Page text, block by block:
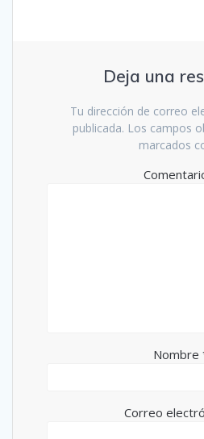
Deja una
Tu dirección de correo
publicada. Los campos
marcados
Nombre
Correo